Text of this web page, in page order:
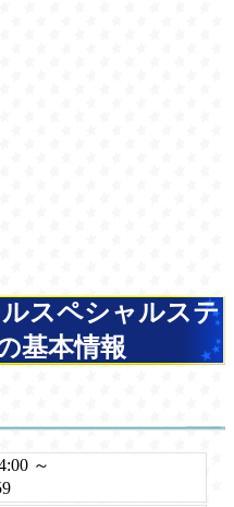
スペシャルステ
基本情報
～